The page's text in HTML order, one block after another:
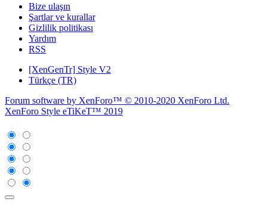
Bize ulaşın
Şartlar ve kurallar
Gizlilik politikası
Yardım
RSS
[XenGenTr] Style V2
Türkçe (TR)
Forum software by XenForo™ © 2010-2020 XenForo Ltd.
XenForo Style eTiKeT™ 2019